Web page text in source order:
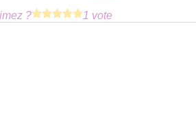
? 1 vote